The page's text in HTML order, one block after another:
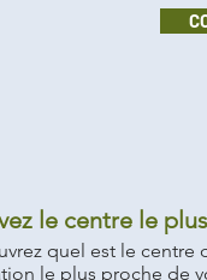
le centre le
quel est le centre
le plus proche de